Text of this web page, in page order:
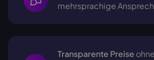
mehrsprachige
Transparente Preise